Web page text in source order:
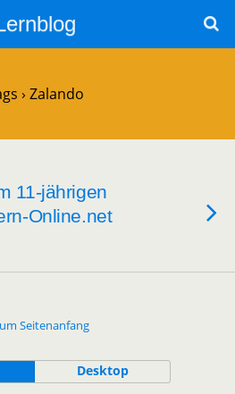
› Zalando
11-jährigen
Online.net
Seitenanfang
Desktop